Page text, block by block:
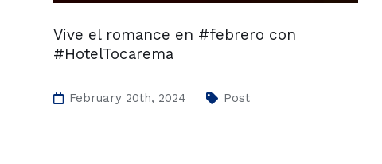
Vive el romance en #febrero con
#HotelTocarema
February 20th, 2024 Post